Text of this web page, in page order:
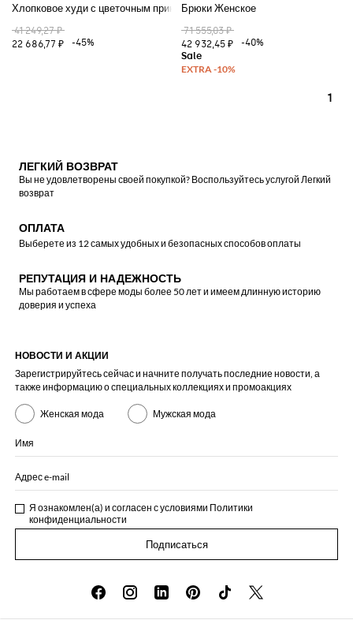
Хлопковое худи с цветочным принтом
41 249,27 ₽
22 686,77 ₽
-45%
Брюки Женское
71 555,03 ₽
42 932,45 ₽
-40%
1
ЛЕГКИЙ ВОЗВРАТ
Вы не удовлетворены своей покупкой? Воспользуйтесь услугой Легкий
возврат
ОПЛАТА
Выберете из 12 самых удобных и безопасных способов оплаты
РЕПУТАЦИЯ И НАДЕЖНОСТЬ
Мы работаем в сфере моды более 50 лет и имеем длинную историю
доверия и успеха
НОВОСТИ И АКЦИИ
Зарегистрируйтесь сейчас и начните получать последние новости, а
также информацию о специальных коллекциях и промоакциях
Женская мода Мужская мода
Имя
Адрес e-mail
Я ознакомлен(а) и согласен с условиями Политики
конфиденциальности
Подписаться